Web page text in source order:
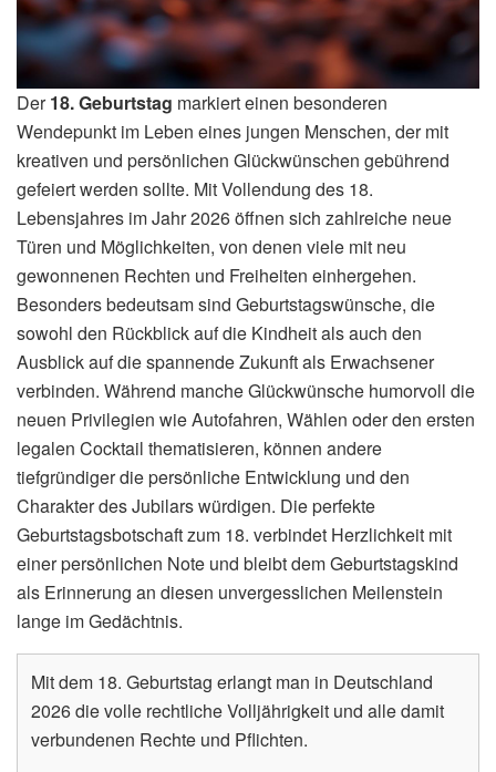
Der18. Geburtstag markiert einen besonderen
Wendepunkt im Leben eines jungen Menschen, der mit
kreativen und persönlichen Glückwünschen gebührend
gefeiert werden sollte. Mit Vollendung des 18.
Lebensjahres im Jahr 2026 öffnen sich zahlreiche neue
Türen und Möglichkeiten, von denen viele mit neu
gewonnenen Rechten und Freiheiten einhergehen.
Besonders bedeutsam sind Geburtstagswünsche, die
sowohl den Rückblick auf die Kindheit als auch den
Ausblick auf die spannende Zukunft als Erwachsener
verbinden. Während manche Glückwünsche humorvoll die
neuen Privilegien wie Autofahren, Wählen oder den ersten
legalen Cocktail thematisieren, können andere
tiefgründiger die persönliche Entwicklung und den
Charakter des Jubilars würdigen. Die perfekte
Geburtstagsbotschaft zum 18. verbindet Herzlichkeit mit
einer persönlichen Note und bleibt dem Geburtstagskind
als Erinnerung an diesen unvergesslichen Meilenstein
lange im Gedächtnis.
Mit dem 18. Geburtstag erlangt man in Deutschland
2026 die volle rechtliche Volljährigkeit und alle damit
verbundenen Rechte und Pflichten.